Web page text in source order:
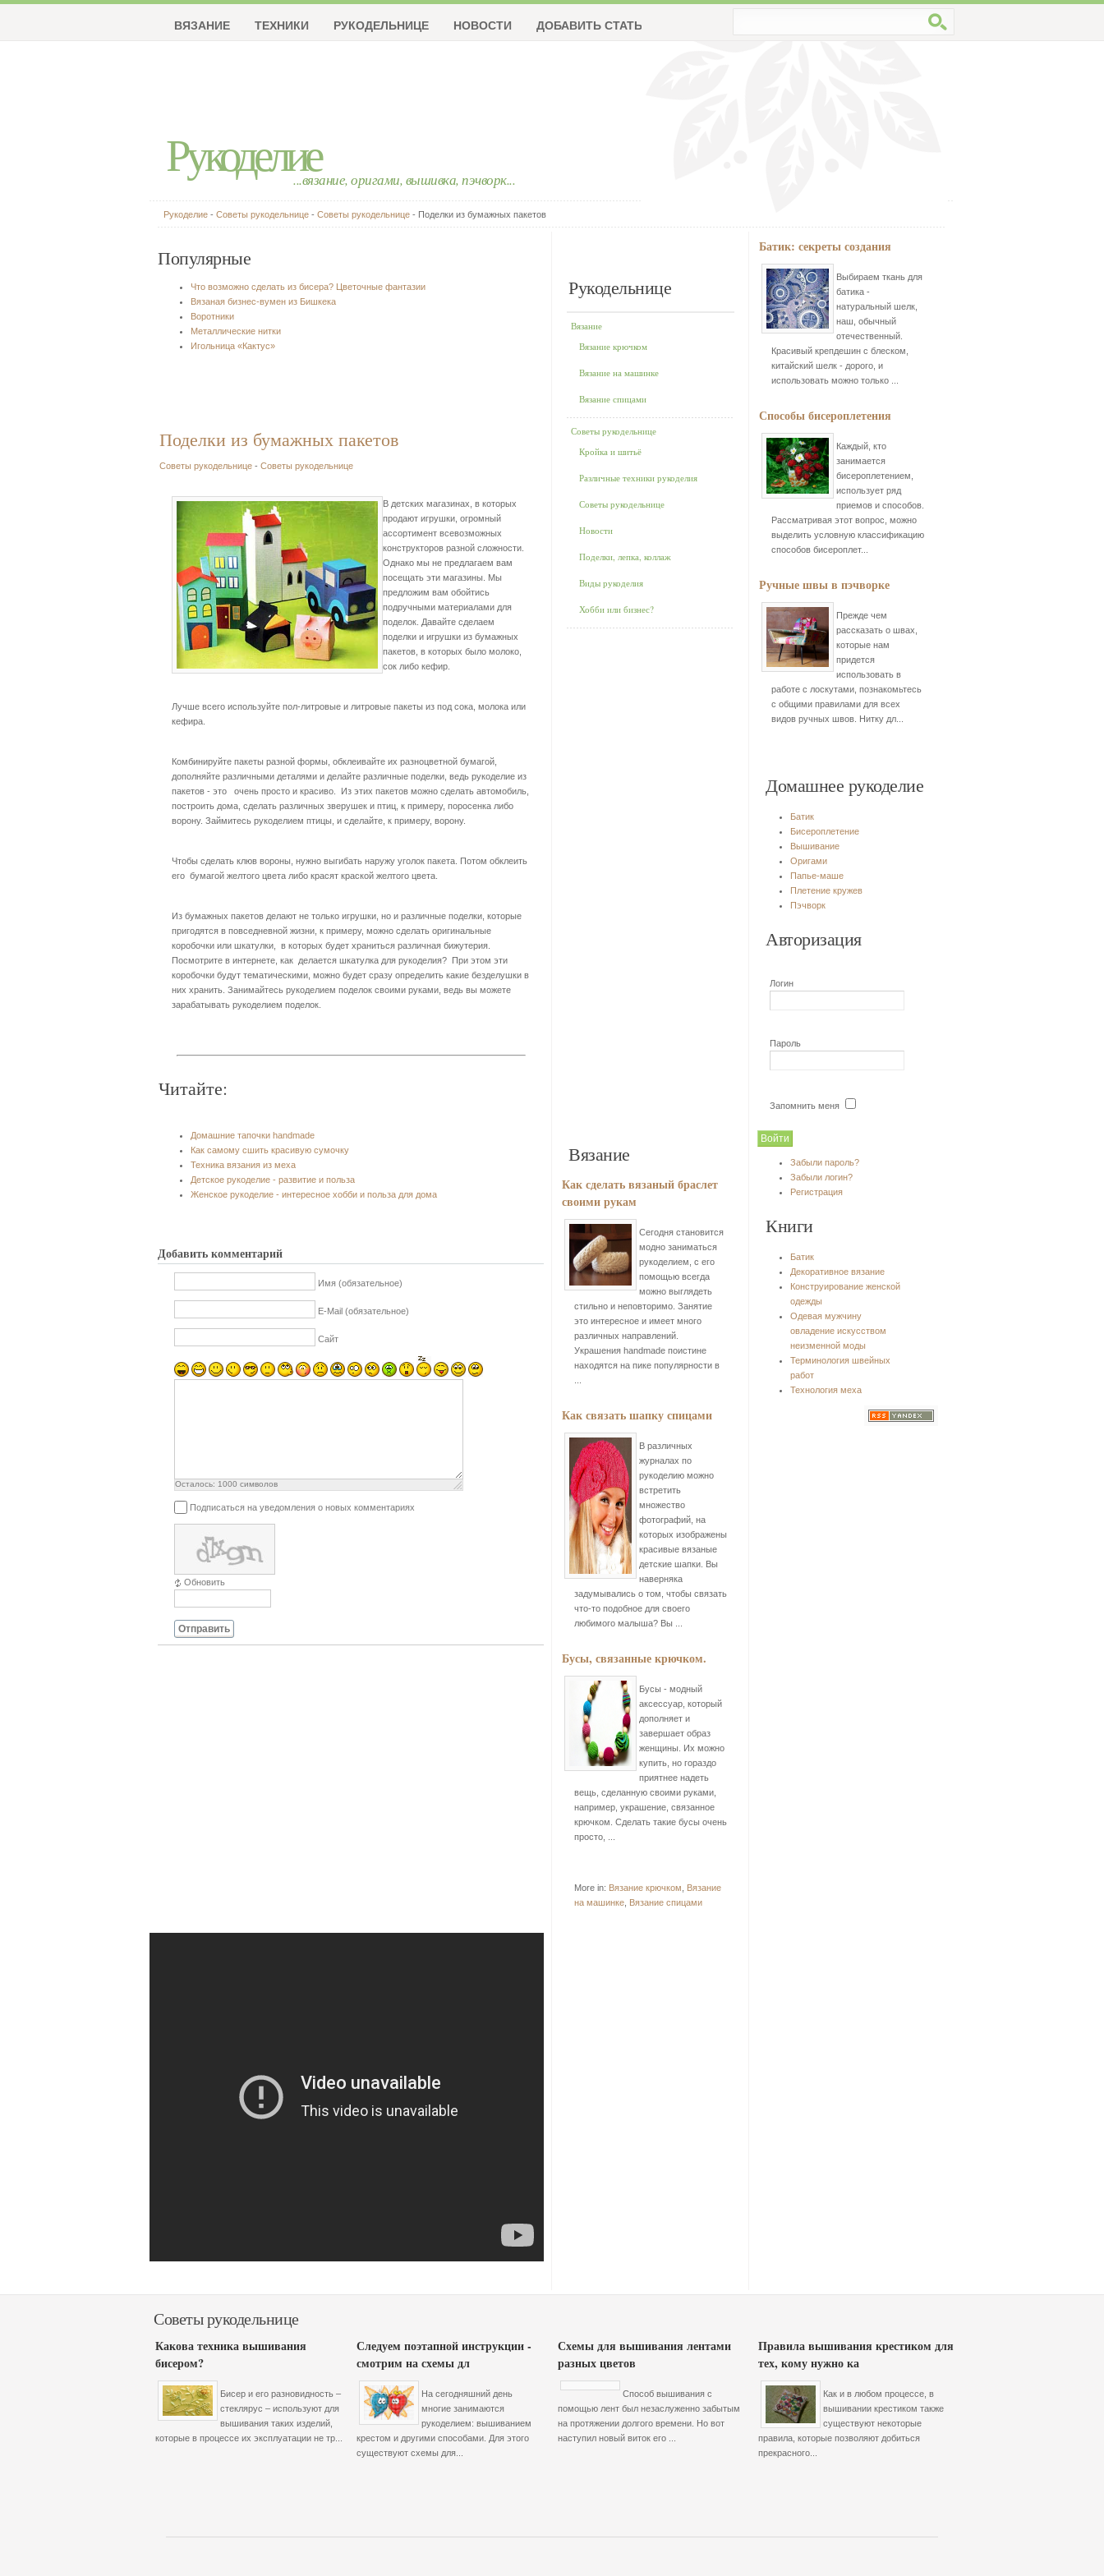
Рукоделие...вязание, оригами, вышивка, пэчворк...
ВЯЗАНИЕ ТЕХНИКИ РУКОДЕЛЬНИЦЕ НОВОСТИ ДОБАВИТЬ СТАТЬЮ
Рукоделие - Советы рукодельнице - Советы рукодельнице - Поделки из бумажных пакетов
Популярные
Что возможно сделать из бисера? Цветочные фантазии
Вязаная бизнес-вумен из Бишкека
Воротники
Металлические нитки
Игольница «Кактус»
Поделки из бумажных пакетов
Советы рукодельнице - Советы рукодельнице
В детских магазинах, в которых
продают игрушки, огромный
ассортимент всевозможных
конструкторов разной сложности.
Однако мы не предлагаем вам
посещать эти магазины. Мы
предложим вам обойтись
подручными материалами для
поделок. Давайте сделаем
поделки и игрушки из бумажных
пакетов, в которых было молоко,
сок либо кефир.
Лучше всего используйте пол-литровые и литровые пакеты из под сока, молока или
кефира.
Комбинируйте пакеты разной формы, обклеивайте их разноцветной бумагой,
дополняйте различными деталями и делайте различные поделки, ведь рукоделие из
пакетов - это очень просто и красиво. Из этих пакетов можно сделать автомобиль,
построить дома, сделать различных зверушек и птиц, к примеру, поросенка либо
ворону. Займитесь рукоделием птицы, и сделайте, к примеру, ворону.
Чтобы сделать клюв вороны, нужно выгибать наружу уголок пакета. Потом обклеить
его бумагой желтого цвета либо красят краской желтого цвета.
Из бумажных пакетов делают не только игрушки, но и различные поделки, которые
пригодятся в повседневной жизни, к примеру, можно сделать оригинальные
коробочки или шкатулки, в которых будет храниться различная бижутерия.
Посмотрите в интернете, как делается шкатулка для рукоделия? При этом эти
коробочки будут тематическими, можно будет сразу определить какие безделушки в
них хранить. Занимайтесь рукоделием поделок своими руками, ведь вы можете
зарабатывать рукоделием поделок.
Читайте:
Домашние тапочки handmade
Как самому сшить красивую сумочку
Техника вязания из меха
Детское рукоделие - развитие и польза
Женское рукоделие - интересное хобби и польза для дома
Добавить комментарий
Имя (обязательное)
E-Mail (обязательное)
Сайт
Осталось: 1000 символов
Подписаться на уведомления о новых комментариях
Обновить
Отправить
Рукодельнице
Вязание
Вязание крючком
Вязание на машинке
Вязание спицами
Советы рукодельнице
Кройка и шитьё
Различные техники рукоделия
Советы рукодельнице
Новости
Поделки, лепка, коллаж
Виды рукоделия
Хобби или бизнес?
Вязание
Как сделать вязаный браслет
своими рукам
Сегодня становится
модно заниматься
рукоделием, с его
помощью всегда
можно выглядеть
стильно и неповторимо. Занятие
это интересное и имеет много
различных направлений.
Украшения handmade поистине
находятся на пике популярности в
Как связать шапку спицами
В различных
журналах по
рукоделию можно
встретить
множество
фотографий, на
которых изображены
красивые вязаные
детские шапки. Вы
наверняка
задумывались о том, чтобы связать
что-то подобное для своего
любимого малыша? Вы ...
Бусы, связанные крючком.
Бусы - модный
аксессуар, который
дополняет и
завершает образ
женщины. Их можно
купить, но гораздо
приятнее надеть
вещь, сделанную своими руками,
например, украшение, связанное
крючком. Сделать такие бусы очень
просто, ...
More in: Вязание крючком
Вязание
на машинке Вязание спицами
Батик: секреты создания
Выбираем ткань для
батика -
натуральный шелк,
наш, обычный
отечественный.
Красивый крепдешин с блеском,
китайский шелк - дорого, и
использовать можно только ...
Способы бисероплетения
Каждый, кто
занимается
бисероплетением,
использует ряд
приемов и способов.
Рассматривая этот вопрос, можно
выделить условную классификацию
способов бисероплет...
Ручные швы в пэчворке
Прежде чем
рассказать о швах,
которые нам
придется
использовать в
работе с лоскутами, познакомьтесь
с общими правилами для всех
видов ручных швов. Нитку дл...
Домашнее рукоделие
Батик
Бисероплетение
Вышивание
Оригами
Папье-маше
Плетение кружев
Пэчворк
Авторизация
Логин
Пароль
Запомнить меня
Забыли пароль?
Забыли логин?
Регистрация
Книги
Батик
Декоративное вязание
Конструирование женской
одежды
Одевая мужчину
овладение искусством
неизменной моды
Терминология швейных
работ
Технология меха
Советы рукодельнице
Какова техника вышивания
бисером?
Бисер и его разновидность –
стеклярус – используют для
вышивания таких изделий,
которые в процессе их эксплуатации не тр...
Следуем поэтапной инструкции -
смотрим на схемы дл
На сегодняшний день
многие занимаются
рукоделием: вышиванием
крестом и другими способами. Для этого
существуют схемы для...
Схемы для вышивания лентами
разных цветов
Способ вышивания с
помощью лент был незаслуженно забытым
на протяжении долгого времени. Но вот
наступил новый виток его ...
Правила вышивания крестиком для
тех, кому нужно ка
Как и в любом процессе, в
вышивании крестиком также
существуют некоторые
правила, которые позволяют добиться
прекрасного...